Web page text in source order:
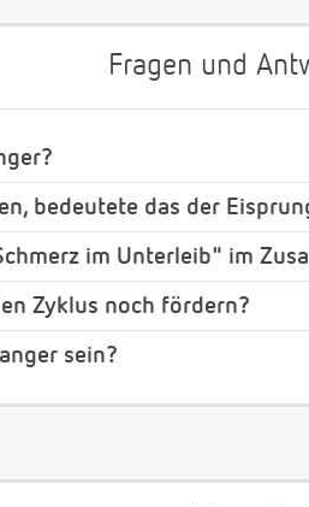
Fragen und
bedeutete das der
im Unterleib" im
Zyklus noch fördern?
sein?